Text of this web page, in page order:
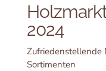
2024
Zufriedenstellende
Sortimenten